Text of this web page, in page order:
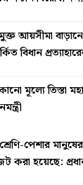
আয়সীমা
বিধান
মূল্যে তিস্তা
পেশার
করা হয়েছে: